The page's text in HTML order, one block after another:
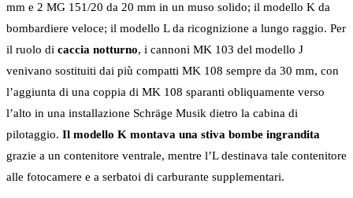
mm e 2 MG 151/20 da 20 mm in un muso solido; il modello K da
bombardiere veloce; il modello L da ricognizione a lungo raggio. Per
il ruolo di caccia notturno, i cannoni MK 103 del modello J
venivano sostituiti dai più compatti MK 108 sempre da 30 mm, con
l’aggiunta di una coppia di MK 108 sparanti obliquamente verso
l’alto in una installazione Schräge Musik dietro la cabina di
pilotaggio. Il modello K montava una stiva bombe ingrandita
grazie a un contenitore ventrale, mentre l’L destinava tale contenitore
alle fotocamere e a serbatoi di carburante supplementari.